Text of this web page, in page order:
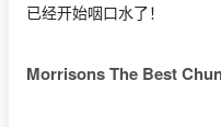
已经开始咽口水了！
Morrisons The Best